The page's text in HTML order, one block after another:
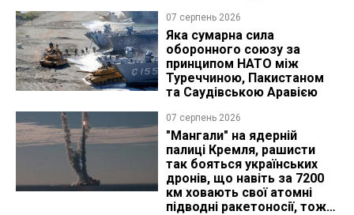
07 серпень 2026
Яка сумарна сила
оборонного союзу за
принципом НАТО між
Туреччиною, Пакистаном
та Саудівською Аравією
07 серпень 2026
"Мангали" на ядерній
палиці Кремля, рашисти
так бояться українських
дронів, що навіть за 7200
км ховають свої атомні
підводні ракетоносії, тож